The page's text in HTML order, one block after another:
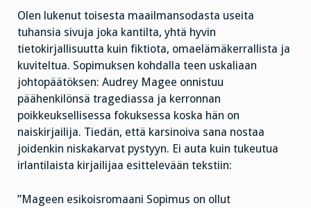
Olen lukenut toisesta maailmansodasta useita
tuhansia sivuja joka kantilta, yhtä hyvin
tietokirjallisuutta kuin fiktiota, omaelämäkerrallista ja
kuviteltua. Sopimuksen kohdalla teen uskaliaan
johtopäätöksen: Audrey Magee onnistuu
päähenkilönsä tragediassa ja kerronnan
poikkeuksellisessa fokuksessa koska hän on
naiskirjailija. Tiedän, että karsinoiva sana nostaa
joidenkin niskakarvat pystyyn. Ei auta kuin tukeutua
irlantilaista kirjailijaa esittelevään tekstiin:
”Mageen esikoisromaani Sopimus on ollut